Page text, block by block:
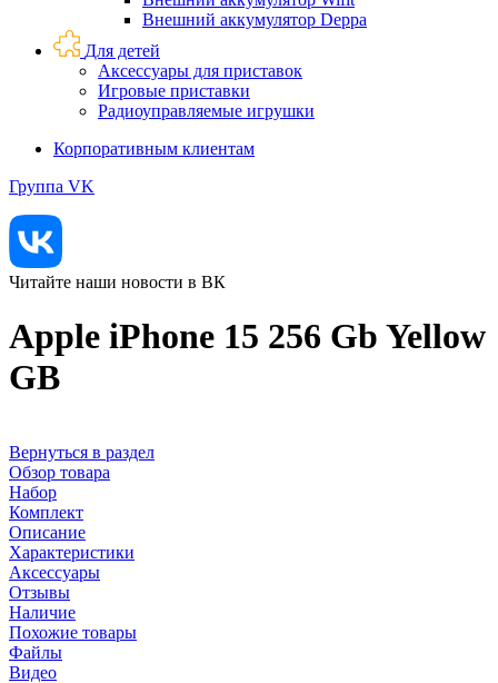
Внешний аккумулятор Deppa
Для детей
Аксессуары для приставок
Игровые приставки
Радиоуправляемые игрушки
Корпоративным клиентам
Группа VK
Читайте наши новости в ВК
Apple iPhone 15 256 Gb Yellow
GB
Вернуться в раздел
Обзор товара
Набор
Комплект
Описание
Характеристики
Аксессуары
Отзывы
Наличие
Похожие товары
Файлы
Видео